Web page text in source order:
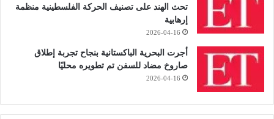
تحث الهند على تصنيف الحركة الفلسطينية منظمة
إرهابية
2026-04-16
أجرت البحرية الباكستانية بنجاح تجربة إطلاق
صاروخ مضاد للسفن تم تطويره محليًا
2026-04-16